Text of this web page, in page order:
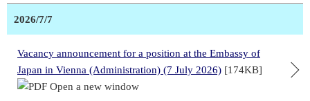
2026/7/7
Vacancy announcement for a position at the Embassy of
Japan in Vienna (Administration) (7 July 2026) [174KB]